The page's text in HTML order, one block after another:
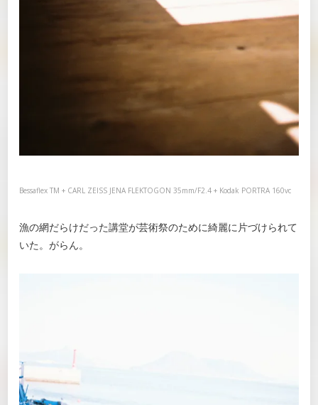
Bessaflex TM + CARL ZEISS JENA FLEKTOGON 35mm/F2.4 + Kodak PORTRA 160vc
漁の網だらけだった講堂が芸術祭のために綺麗に片づけられて
いた。がらん。